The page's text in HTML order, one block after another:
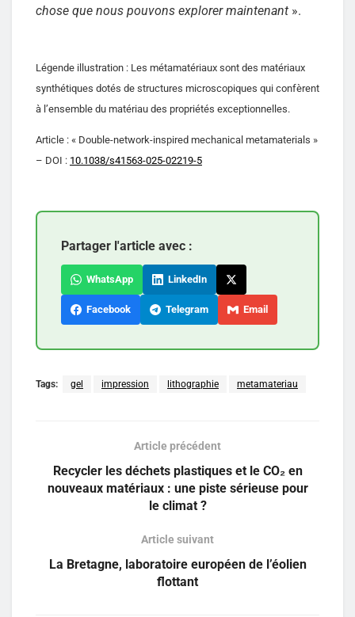
chose que nous pouvons explorer maintenant ».
Légende illustration : Les métamatériaux sont des matériaux
synthétiques dotés de structures microscopiques qui confèrent
à l’ensemble du matériau des propriétés exceptionnelles.
Article : « Double-network-inspired mechanical metamaterials »
– DOI : 10.1038/s41563-025-02219-5
Partager l'article avec :
WhatsApp LinkedIn
Facebook Telegram Email
Tags: gel impression lithographie metamateriau
Article précédent
Recycler les déchets plastiques et le CO₂ en
nouveaux matériaux : une piste sérieuse pour
le climat ?
Article suivant
La Bretagne, laboratoire européen de l’éolien
flottant